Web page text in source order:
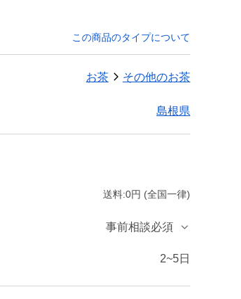
この商品のタイプについて
お茶 その他のお茶
島根県
送料:0円 (全国一律)
事前相談必須
2~5日